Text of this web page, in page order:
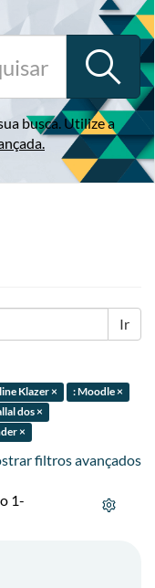
busca. Utilize a
.
Ir
Klazer ×
: Moodle ×
dos ×
×
filtros avançados
1-